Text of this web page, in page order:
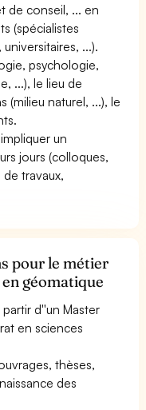
de conseil, ... en
(spécialistes
...).
psychologie,
...), le lieu de
(milieu naturel, ...), le
un
jours (colloques,
travaux,
pour le métier
géomatique
d''un Master
en sciences
thèses,
des